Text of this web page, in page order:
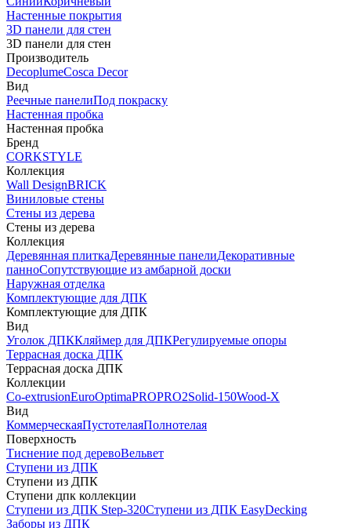
Настенные покрытия
3D панели для стен
3D панели для стен
Производитель
DecoplumeCosca Decor
Вид
Реечные панелиПод покраску
Настенная пробка
Настенная пробка
Бренд
CORKSTYLE
Коллекция
Wall DesignBRICK
Виниловые стены
Стены из дерева
Стены из дерева
Коллекция
Деревянная плиткаДеревянные панелиДекоративные
панноСопутствующие из амбарной доски
Наружная отделка
Комплектующие для ДПК
Комплектующие для ДПК
Вид
Уголок ДПККляймер для ДПКРегулируемые опоры
Террасная доска ДПК
Террасная доска ДПК
Коллекции
Co-extrusionEuroOptimaPROPRO2Solid-150Wood-X
Вид
КоммерческаяПустотелаяПолнотелая
Поверхность
Тиснение под деревоВельвет
Ступени из ДПК
Ступени из ДПК
Ступени дпк коллекции
Ступени из ДПК Step-320Ступени из ДПК EasyDecking
Заборы из ДПК